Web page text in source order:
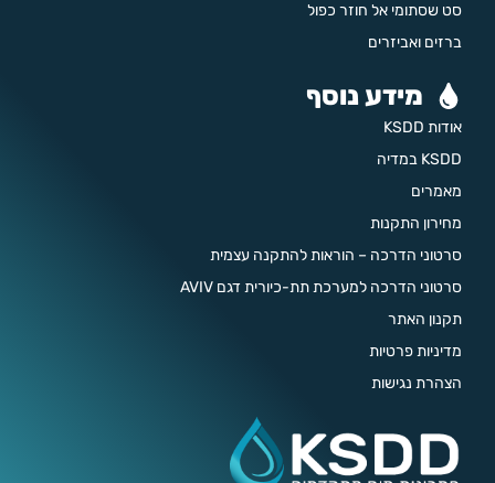
סט שסתומי אל חוזר כפול
ברזים ואביזרים
מידע נוסף
אודות KSDD
KSDD במדיה
מאמרים
מחירון התקנות
סרטוני הדרכה – הוראות להתקנה עצמית
סרטוני הדרכה למערכת תת-כיורית דגם AVIV
תקנון האתר
מדיניות פרטיות
הצהרת נגישות